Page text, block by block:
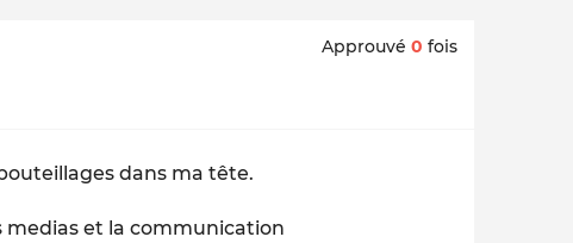
Approuvé 0 fois
dans ma tête.
et la communication